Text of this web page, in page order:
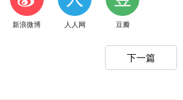
新浪微博 人人网 豆瓣
下一篇